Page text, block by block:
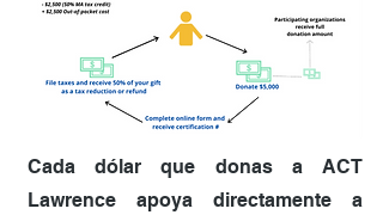
Cada dólar que donas a ACT
Lawrence apoya directamente a